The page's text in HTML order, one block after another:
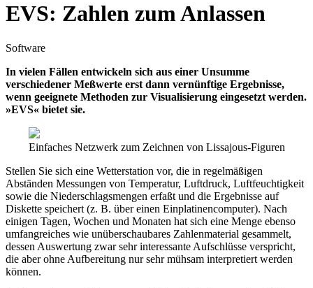
EVS: Zahlen zum Anlassen
Software
In vielen Fällen entwickeln sich aus einer Unsumme
verschiedener Meßwerte erst dann vernünftige Ergebnisse,
wenn geeignete Methoden zur Visualisierung eingesetzt werden.
»EVS« bietet sie.
Einfaches Netzwerk zum Zeichnen von Lissajous-Figuren
Stellen Sie sich eine Wetterstation vor, die in regelmäßigen
Abständen Messungen von Temperatur, Luftdruck, Luftfeuchtigkeit
sowie die Niederschlagsmengen erfaßt und die Ergebnisse auf
Diskette speichert (z. B. über einen Einplatinencomputer). Nach
einigen Tagen, Wochen und Monaten hat sich eine Menge ebenso
umfangreiches wie unüberschaubares Zahlenmaterial gesammelt,
dessen Auswertung zwar sehr interessante Aufschlüsse verspricht,
die aber ohne Aufbereitung nur sehr mühsam interpretiert werden
können.